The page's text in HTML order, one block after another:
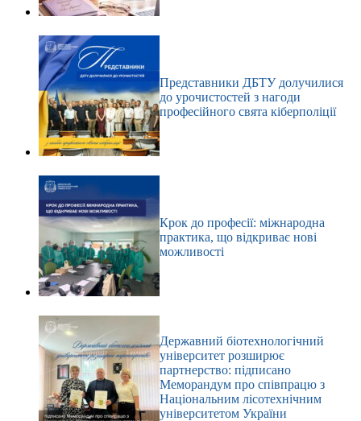
Представники ДБТУ долучилися
до урочистостей з нагоди
професійного свята кіберполіції
Крок до професії: міжнародна
практика, що відкриває нові
можливості
Державний біотехнологічний
університет розширює
партнерство: підписано
Меморандум про співпрацю з
Національним лісотехнічним
університетом України